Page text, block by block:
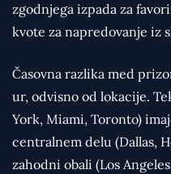
zgodnjega izpada za
kvote za napredovanje iz
Časovna razlika med
ur, odvisno od lokacije.
York, Miami, Toronto)
centralnem delu (Dallas,
zahodni obali (Los